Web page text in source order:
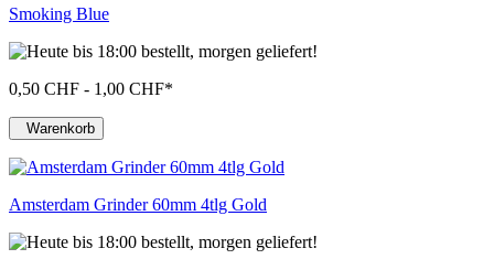
Smoking Blue
0,50 CHF - 1,00 CHF*
Warenkorb
Amsterdam Grinder 60mm 4tlg Gold